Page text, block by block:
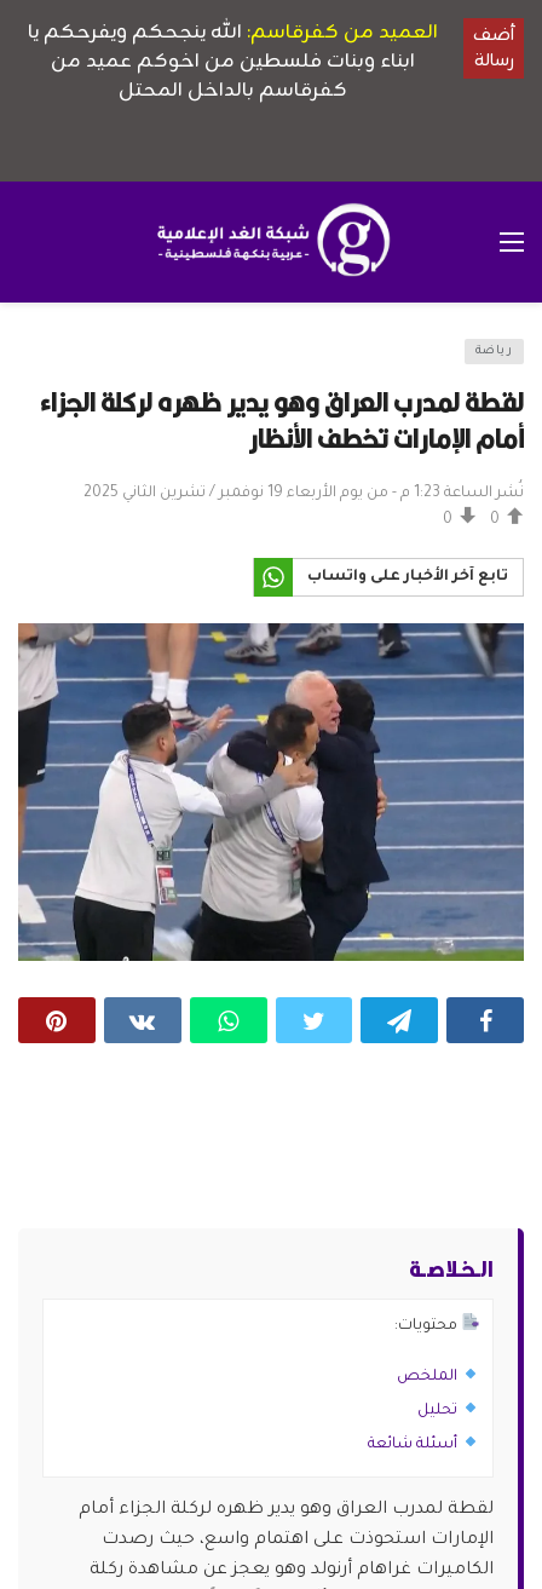
رياضة
لقطة لمدرب العراق وهو يدير ظهره لركلة الجزاء
أمام الإمارات تخطف الأنظار
نُشر الساعة 1:23 م - من يوم الأربعاء 19 نوفمبر / تشرين الثاني 2025
0
0
تابع آخر الأخبار على واتساب
الـخـلاصـة
محتويات:
الملخص
تحليل
أسئلة شائعة
لقطة لمدرب العراق وهو يدير ظهره لركلة الجزاء أمام
الإمارات استحوذت على اهتمام واسع، حيث رصدت
الكاميرات غراهام أرنولد وهو يعجز عن مشاهدة ركلة